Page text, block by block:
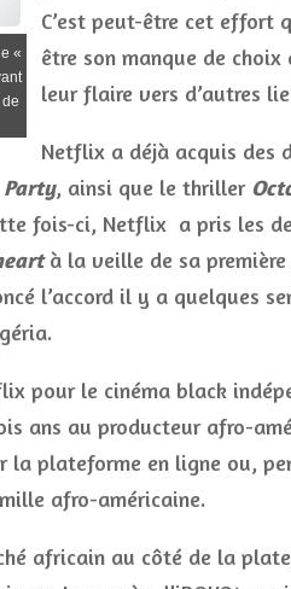
«
C’est peut-être cet effort
être son manque de
leur flaire vers d’autres
Netflix a déjà acquis des
Party, ainsi que le thriller
fois-ci, Netflix a pris les
à la veille de sa
l’accord il y a quelques
pour le cinéma black
ans au producteur afro-
la plateforme en ligne ou,
afro-américaine.
africain au côté de la